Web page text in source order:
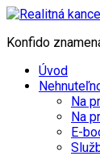
Konfido
Úvod
Na
Na
E-